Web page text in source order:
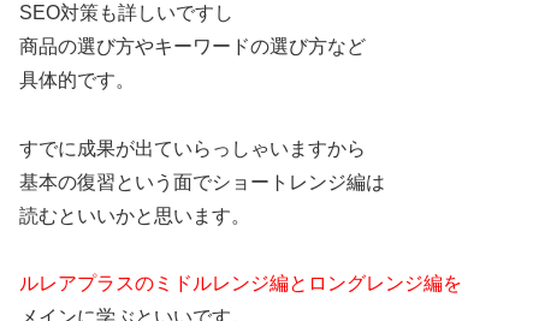
SEO対策も詳しいですし
商品の選び方やキーワードの選び方など
具体的です。
すでに成果が出ていらっしゃいますから
基本の復習という面でショートレンジ編は
読むといいかと思います。
ルレアプラスのミドルレンジ編とロングレンジ編を